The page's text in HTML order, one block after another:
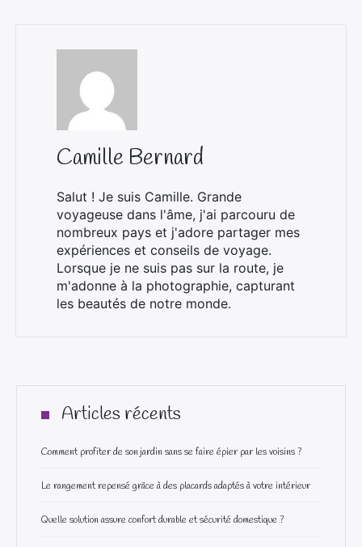
Camille Bernard
Salut ! Je suis Camille. Grande
voyageuse dans l'âme, j'ai parcouru de
nombreux pays et j'adore partager mes
expériences et conseils de voyage.
Lorsque je ne suis pas sur la route, je
m'adonne à la photographie, capturant
les beautés de notre monde.
Articles récents
Comment profiter de son jardin sans se faire épier par les voisins ?
Le rangement repensé grâce à des placards adaptés à votre intérieur
Quelle solution assure confort durable et sécurité domestique ?